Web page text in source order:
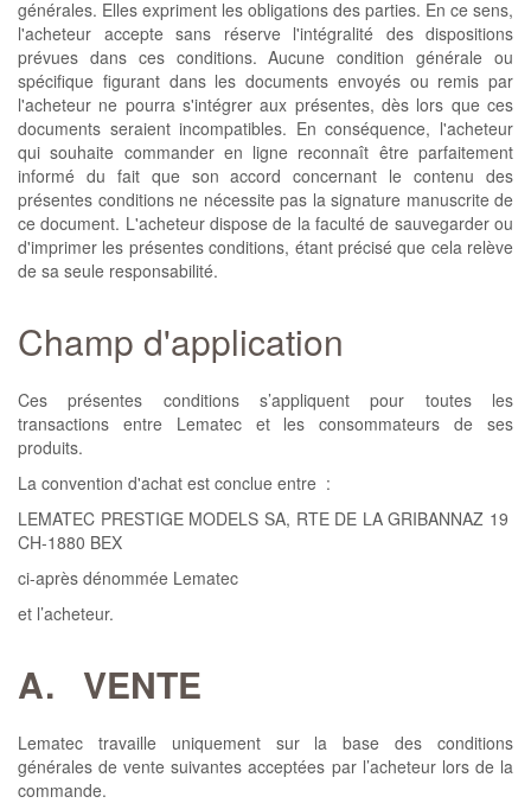
générales. Elles expriment les obligations des parties. En ce sens,
l'acheteur accepte sans réserve l'intégralité des dispositions
prévues dans ces conditions. Aucune condition générale ou
spécifique figurant dans les documents envoyés ou remis par
l'acheteur ne pourra s'intégrer aux présentes, dès lors que ces
documents seraient incompatibles. En conséquence, l'acheteur
qui souhaite commander en ligne reconnaît être parfaitement
informé du fait que son accord concernant le contenu des
présentes conditions ne nécessite pas la signature manuscrite de
ce document. L'acheteur dispose de la faculté de sauvegarder ou
d'imprimer les présentes conditions, étant précisé que cela relève
de sa seule responsabilité.
Champ d'application
Ces présentes conditions s’appliquent pour toutes les
transactions entre Lematec et les consommateurs de ses
produits.
La convention d'achat est conclue entre :
LEMATEC PRESTIGE MODELS SA, RTE DE LA GRIBANNAZ 19
CH-1880 BEX
ci-après dénommée Lematec
et l’acheteur.
A. VENTE
Lematec travaille uniquement sur la base des conditions
générales de vente suivantes acceptées par l’acheteur lors de la
commande.